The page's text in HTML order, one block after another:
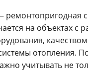
ремонтопригодная
на объектах с
отопления.
учитывать не